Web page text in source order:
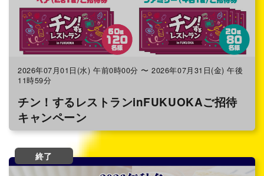
2026年07月01日(水) 午前0時00分 〜 2026年07月31日(金) 午後
11時59分
チン！するレストランinFUKUOKAご招待
キャンペーン
終了